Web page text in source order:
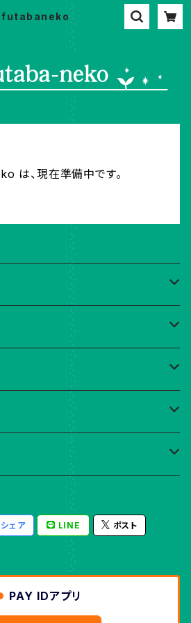
futabaneko
は、現在準備中です。
シェア LINE ポスト
PAY IDアプリ